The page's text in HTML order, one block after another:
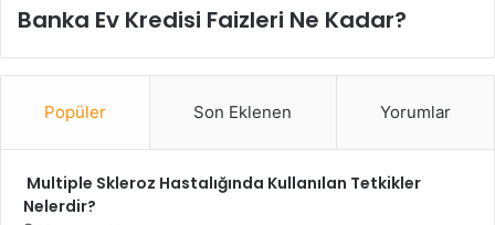
Banka Ev Kredisi Faizleri Ne Kadar?
Popüler Son Eklenen Yorumlar
Multiple Skleroz Hastalığında Kullanılan Tetkikler
Nelerdir?